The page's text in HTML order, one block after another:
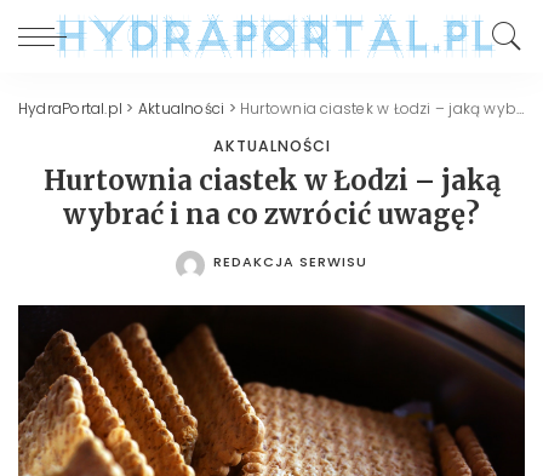
HydraPortal.pl > Aktualności > Hurtownia ciastek w Łodzi – jaką wybrać i na co zwrócić uwagę?
AKTUALNOŚCI
Hurtownia ciastek w Łodzi – jaką
wybrać i na co zwrócić uwagę?
POSTED
REDAKCJA SERWISU